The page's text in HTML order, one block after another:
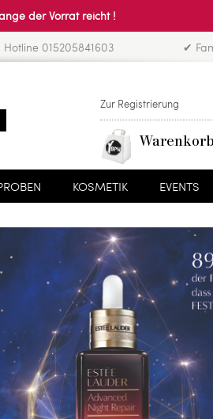
der Vorrat reicht !
015205841603 ✔
Zur Registrierung
Warenkorb
KOSMETIK EVENTS